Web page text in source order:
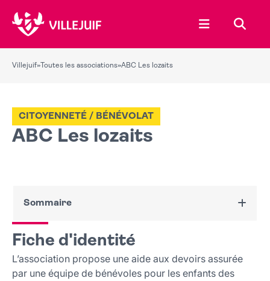
Ouvrir le
Villejuif» Toutes les associations»ABC Les lozaits
ABC Les lozaits
CITOYENNETÉ / BÉNÉVOLAT
Sommaire
Fiche d'identité
Nous contacter
Fiche d'identité
L’association propose une aide aux devoirs assurée
par une équipe de bénévoles pour les enfants des